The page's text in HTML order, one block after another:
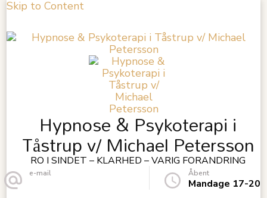
Skip to Content
Hypnose & Psykoterapi i
Tåstrup v/ Michael Petersson
RO I SINDET – KLARHED – VARIG FORANDRING
e-mail Åbent
Mandage 17-20